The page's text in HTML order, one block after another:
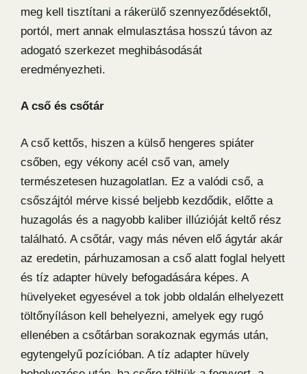
meg kell tisztítani a rákerülő szennyeződésektől,
portól, mert annak elmulasztása hosszú távon az
adogató szerkezet meghibásodását
eredményezheti.
A cső és csőtár
A cső kettős, hiszen a külső hengeres spiáter
csőben, egy vékony acél cső van, amely
természetesen huzagolatlan. Ez a valódi cső, a
csőszájtól mérve kissé beljebb kezdődik, előtte a
huzagolás és a nagyobb kaliber illúzióját keltő rész
található. A csőtár, vagy más néven elő ágytár akár
az eredetin, párhuzamosan a cső alatt foglal helyett
és tíz adapter hüvely befogadására képes. A
hüvelyeket egyesével a tok jobb oldalán elhelyezett
töltőnyíláson kell behelyezni, amelyek egy rugó
ellenében a csőtárban sorakoznak egymás után,
egytengelyű pozícióban. A tíz adapter hüvely